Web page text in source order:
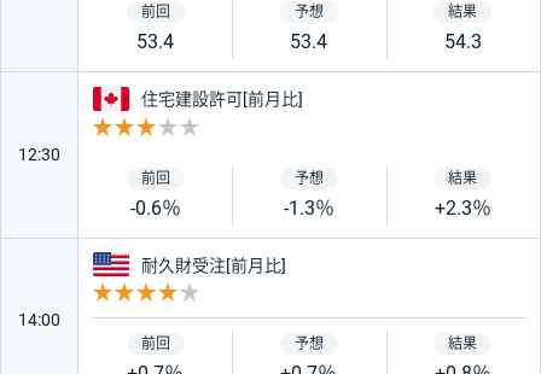
53.4 53.4 54.3
12:30
カナダ
住宅建設許可[前月比]
-0.6％ -1.3％ +2.3％
14:00
アメリカ
耐久財受注[前月比]